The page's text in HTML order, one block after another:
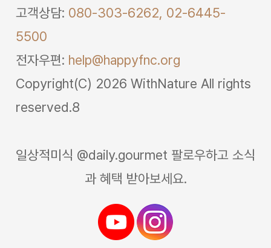
고객상담: 080-303-6262, 02-6445-
5500
전자우편: help@happyfnc.org
Copyright(C) 2026 WithNature All rights
reserved.8
일상적미식 @daily.gourmet 팔로우하고 소식
과 혜택 받아보세요.